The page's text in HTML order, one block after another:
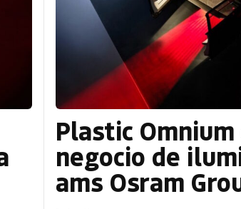
Plastic
negocio de
ams Osram